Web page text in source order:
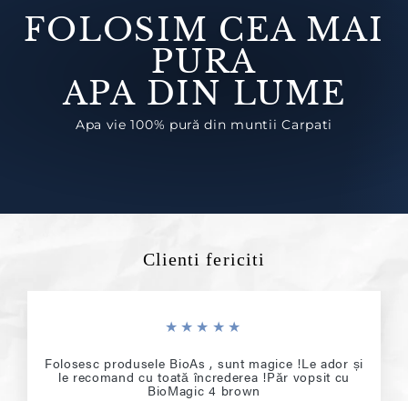
FOLOSIM CEA MAI
PURA
APA DIN LUME
Apa vie 100% pură din muntii Carpati
Clienti fericiti
★★★★★
Folosesc produsele BioAs , sunt magice !Le ador și
le recomand cu toată încrederea !Păr vopsit cu
BioMagic 4 brown